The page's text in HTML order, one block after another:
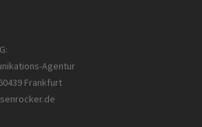
Agentur
Frankfurt